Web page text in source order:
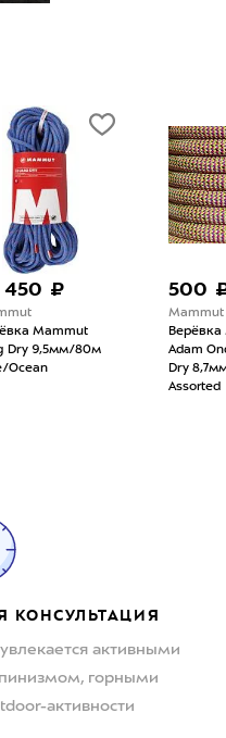
450 ₽
Mammut
Dry 9,5мм/80м
Ocean
500
Mammut
Adam
Dry
Assorted
КОНСУЛЬТАЦИЯ
активными
горными
активности